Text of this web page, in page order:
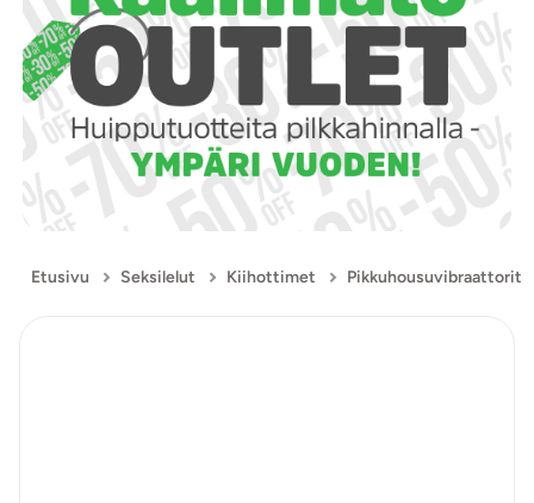
Etusivu Seksilelut Kiihottimet Pikkuhousuvibraattorit